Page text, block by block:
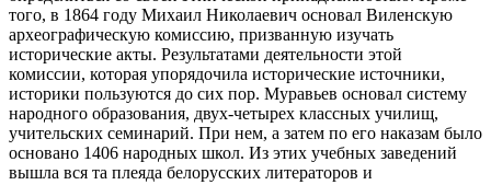
того, в 1864 году Михаил Николаевич основал Виленскую
археографическую комиссию, призванную изучать
исторические акты. Результатами деятельности этой
комиссии, которая упорядочила исторические источники,
историки пользуются до сих пор. Муравьев основал систему
народного образования, двух-четырех классных училищ,
учительских семинарий. При нем, а затем по его наказам было
основано 1406 народных школ. Из этих учебных заведений
вышла вся та плеяда белорусских литераторов и